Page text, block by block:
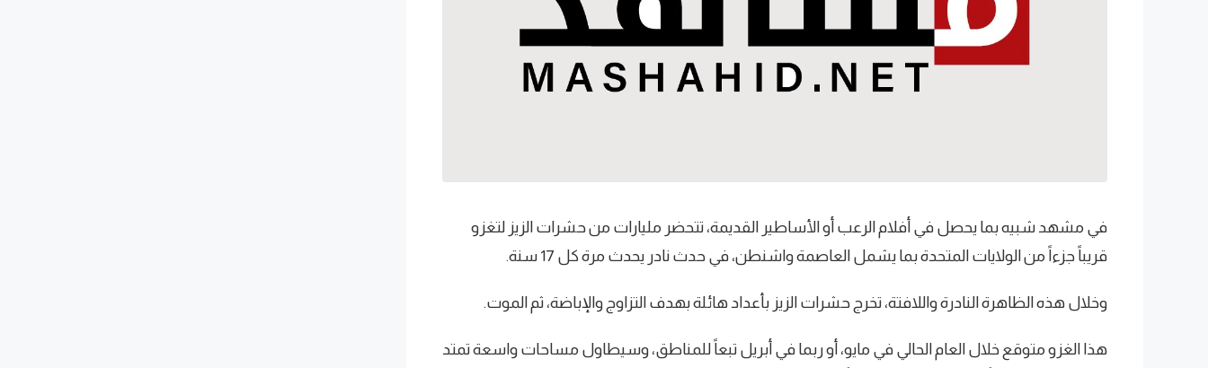
في مشهد شبيه بما يحصل في أفلام الرعب أو الأساطير القديمة، تتحضر مليارات من حشرات الزيز لتغزو
قريباً جزءاً من الولايات المتحدة بما يشمل العاصمة واشنطن، في حدث نادر يحدث مرة كل 17 سنة.
وخلال هذه الظاهرة النادرة واللافتة، تخرج حشرات الزيز بأعداد هائلة بهدف التزاوج والإباضة، ثم الموت.
هذا الغزو متوقع خلال العام الحالي في مايو، أو ربما في أبريل تبعاً للمناطق، وسيطاول مساحات واسعة تمتد